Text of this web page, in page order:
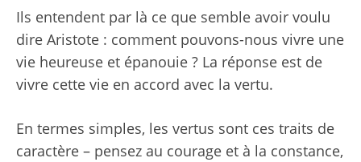
Ils entendent par là ce que semble avoir voulu
dire Aristote : comment pouvons-nous vivre une
vie heureuse et épanouie ? La réponse est de
vivre cette vie en accord avec la vertu.
En termes simples, les vertus sont ces traits de
caractère – pensez au courage et à la constance,